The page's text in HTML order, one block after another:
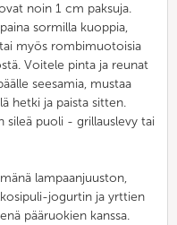
noin 1 cm paksuja.
sormilla kuoppia,
myös rombimuotoisia
Voitele pinta ja reunat
seesamia, mustaa
hetki ja paista sitten.
sileä puoli - grillauslevy tai
lampaanjuuston,
jogurtin ja yrttien
pääruokien kanssa.